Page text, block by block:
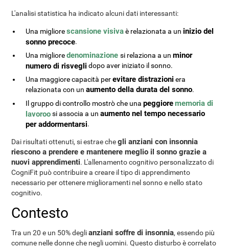
L'analisi statistica ha indicato alcuni dati interessanti:
Una migliorescansione visivaè relazionata a uninizio del
sonno precoce.
Una miglioredenominazionesi relaziona a unminor
numero di risvegli dopo aver iniziato il sonno.
Una maggiore capacità perevitare distrazioni era
relazionata con unaumento della durata del sonno.
Il gruppo di controllo mostrò che unapeggiorememoria di
lavoroosi associa a unaumento nel tempo necessario
per addormentarsi.
Dai risultati ottenuti, si estrae chegli anziani con insonnia
riescono a prendere e mantenere meglio il sonno grazie a
nuovi apprendimenti. L'allenamento cognitivo personalizzato di
CogniFit può contribuire a creare il tipo di apprendimento
necessario per ottenere miglioramenti nel sonno e nello stato
cognitivo.
Contesto
Tra un 20 e un 50% deglianziani soffre di insonnia, essendo più
comune nelle donne che negli uomini. Questo disturbo è correlato